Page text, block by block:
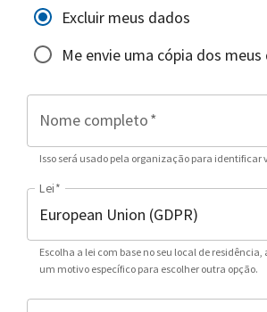
Excluir meus dados
Me envie uma cópia dos meus
Nome completo*
Isso será usado pela organização para identificar
Lei*
Escolha a lei com base no seu local de
um motivo específico para escolher outra opção.